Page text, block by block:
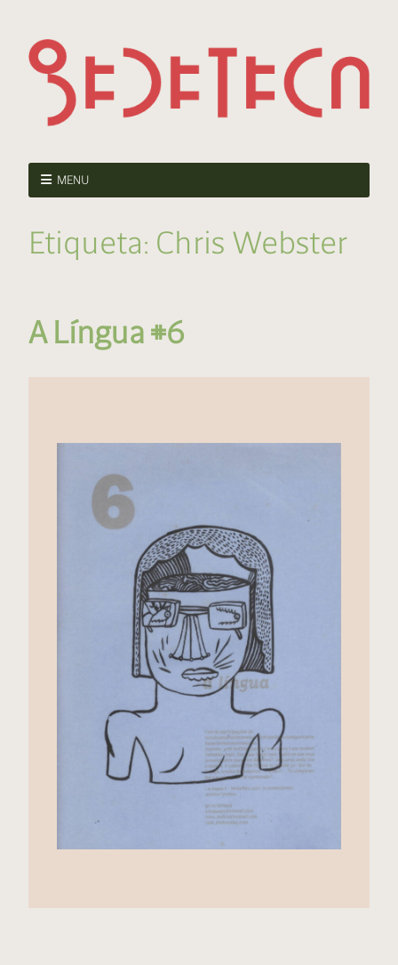
MENU
Etiqueta: Chris Webster
A Língua #6